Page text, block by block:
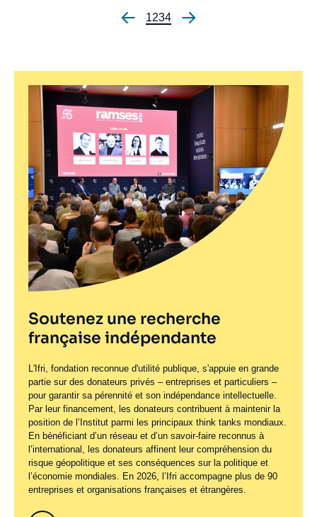
Pagination
Page
1Page
2Page
3Page
4
Soutenez une recherche
française indépendante
L'Ifri, fondation reconnue d'utilité publique, s'appuie en grande
partie sur des donateurs privés – entreprises et particuliers –
pour garantir sa pérennité et son indépendance intellectuelle.
Par leur financement, les donateurs contribuent à maintenir la
position de l’Institut parmi les principaux think tanks mondiaux.
En bénéficiant d’un réseau et d’un savoir-faire reconnus à
l’international, les donateurs affinent leur compréhension du
risque géopolitique et ses conséquences sur la politique et
l’économie mondiales. En 2026, l’Ifri accompagne plus de 90
entreprises et organisations françaises et étrangères.